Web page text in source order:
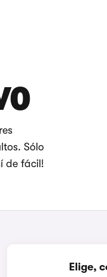
Sólo
de fácil!
Elige,